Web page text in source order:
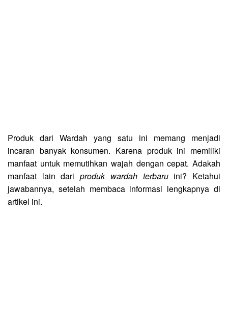
Produk dari Wardah yang satu ini memang menjadi
incaran banyak konsumen. Karena produk ini memiliki
manfaat untuk memutihkan wajah dengan cepat. Adakah
manfaat lain dariproduk wardah terbaru ini? Ketahui
jawabannya, setelah membaca informasi lengkapnya di
artikel ini.